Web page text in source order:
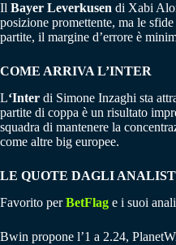
Il Bayer Leverkusen di Xabi
posizione promettente, ma le
partite, il margine d’errore è
COME ARRIVA L’INTER
L‘Inter di Simone Inzaghi sta
partite di coppa è un risultato
squadra di mantenere la
come altre big europee.
LE QUOTE DAGLI
Favorito perBetFlag e i suoi
Bwin propone l’1 a 2.24,